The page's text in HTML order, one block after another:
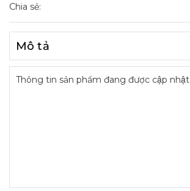
Chia sẻ:
Mô tả
Thông tin sản phẩm đang được cập nhật